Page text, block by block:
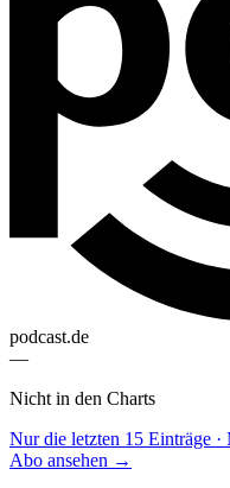
podcast.de
—
Nicht in den Charts
Nur die letzten 15 Einträge
Abo ansehen →